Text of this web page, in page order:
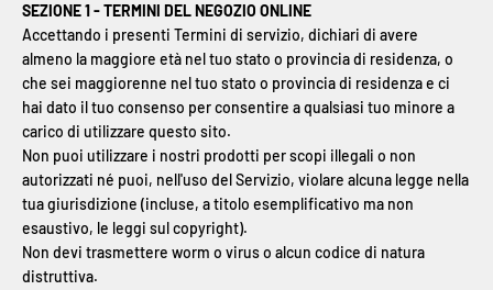
SEZIONE 1 - TERMINI DEL NEGOZIO ONLINE
Accettando i presenti Termini di servizio, dichiari di avere
almeno la maggiore età nel tuo stato o provincia di residenza, o
che sei maggiorenne nel tuo stato o provincia di residenza e ci
hai dato il tuo consenso per consentire a qualsiasi tuo minore a
carico di utilizzare questo sito.
Non puoi utilizzare i nostri prodotti per scopi illegali o non
autorizzati né puoi, nell'uso del Servizio, violare alcuna legge nella
tua giurisdizione (incluse, a titolo esemplificativo ma non
esaustivo, le leggi sul copyright).
Non devi trasmettere worm o virus o alcun codice di natura
distruttiva.